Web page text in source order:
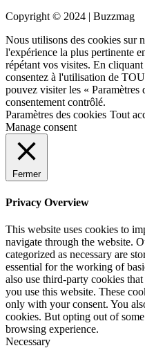
Copyright © 2024 | Buzzmag
Nous utilisons des cookies sur
l'expérience la plus pertinente
répétant vos visites. En
consentez à l'utilisation de
pouvez visiter les «
consentement contrôlé.
Paramètres des cookies Tout
Manage consent
Fermer
Privacy Overview
This website uses cookies to
navigate through the website.
categorized as necessary are
essential for the working of
also use third-party cookies
you use this website. These
only with your consent. You
cookies. But opting out of
browsing experience.
Necessary